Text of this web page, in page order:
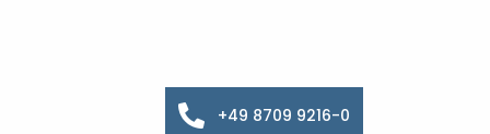
+49 8709 9216-0